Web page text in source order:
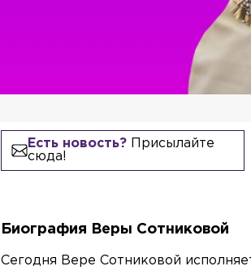
Есть новость?Присылайте
сюда!
Биография Веры Сотниковой
Сегодня Вере Сотниковой